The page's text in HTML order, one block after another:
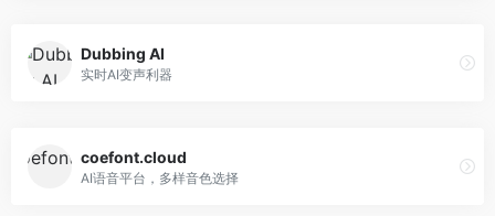
Dubbing AI
实时AI变声利器
coefont.cloud
AI语音平台，多样音色选择